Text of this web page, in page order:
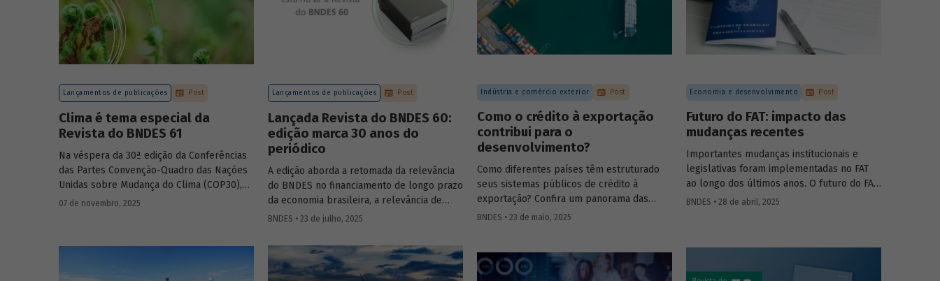
Lançamentos de publicações Post
Clima é tema especial da
Revista do BNDES 61
Na véspera da 30ª edição da Conferências
das Partes Convenção-Quadro das Nações
Unidas sobre Mudança do Clima (COP30),
em Belém, o BNDES lança a edição 61 da
07 de novembro, 2025
Lançamentos de publicações Post
Lançada Revista do BNDES 60:
edição marca 30 anos do
periódico
A edição aborda a retomada da relevância
do BNDES no financiamento de longo prazo
da economia brasileira, a relevância de
fundos como FAT, Fundo Clima, Fundo
experiências internacionais de sistemas
públicos de crédito à exportação, o novo
protagonismo da política industrial, um
BNDES • 23 de julho, 2025
Indústria e comércio exterior Post
Como o crédito à exportação
contribui para o
desenvolvimento?
Como diferentes países têm estruturado
seus sistemas públicos de crédito à
exportação? Confira um panorama das
principais experiências internacionais e
e a inserção competitiva no mercado
global.
BNDES • 23 de maio, 2025
Economia e desenvolvimento Post
Futuro do FAT: impacto das
mudanças recentes
Importantes mudanças institucionais e
legislativas foram implementadas no FAT
ao longo dos últimos anos. O futuro do FAT
– e das atividades por ele beneficiadas –
BNDES • 28 de abril, 2025